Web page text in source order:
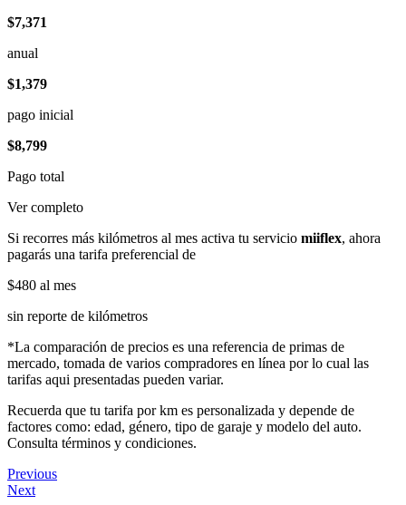
$7,371
anual
$1,379
pago inicial
$8,799
Pago total
Ver completo
Si recorres más kilómetros al mes activa tu servicio miiflex, ahora
pagarás una tarifa preferencial de
$480 al mes
sin reporte de kilómetros
*La comparación de precios es una referencia de primas de
mercado, tomada de varios compradores en línea por lo cual las
tarifas aqui presentadas pueden variar.
Recuerda que tu tarifa por km es personalizada y depende de
factores como: edad, género, tipo de garaje y modelo del auto.
Consulta términos y condiciones.
Previous
Next